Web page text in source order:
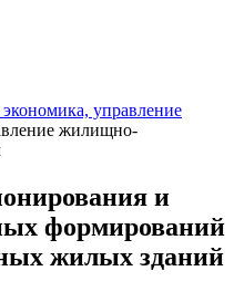
управление
жилищно-
и
формирований
жилых зданий